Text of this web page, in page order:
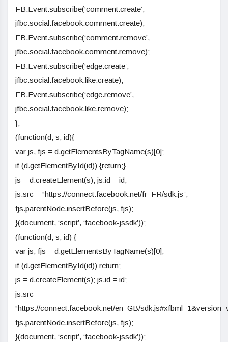
FB.Event.subscribe(‘comment.create’,
jfbc.social.facebook.comment.create);
FB.Event.subscribe(‘comment.remove’,
jfbc.social.facebook.comment.remove);
FB.Event.subscribe(‘edge.create’,
jfbc.social.facebook.like.create);
FB.Event.subscribe(‘edge.remove’,
jfbc.social.facebook.like.remove);
};
(function(d, s, id){
var js, fjs = d.getElementsByTagName(s)[0];
if (d.getElementById(id)) {return;}
js = d.createElement(s); js.id = id;
js.src = “https://connect.facebook.net/fr_FR/sdk.js”;
fjs.parentNode.insertBefore(js, fjs);
}(document, ‘script’, ‘facebook-jssdk’));
(function(d, s, id) {
var js, fjs = d.getElementsByTagName(s)[0];
if (d.getElementById(id)) return;
js = d.createElement(s); js.id = id;
js.src =
“https://connect.facebook.net/en_GB/
fjs.parentNode.insertBefore(js, fjs);
}(document, ‘script’, ‘facebook-jssdk’));